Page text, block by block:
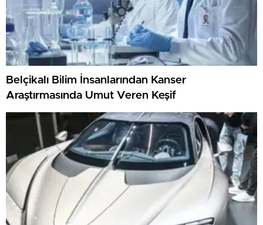
Belçikalı Bilim İnsanlarından Kanser
Araştırmasında Umut Veren Keşif